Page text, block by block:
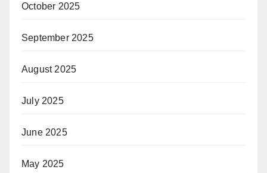
October 2025
September 2025
August 2025
July 2025
June 2025
May 2025